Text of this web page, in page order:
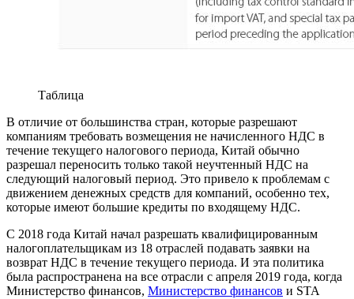
Таблица
В отличие от большинства стран, которые разрешают
компаниям требовать возмещения не начисленного НДС в
течение текущего налогового периода, Китай обычно
разрешал переносить только такой неучтенный НДС на
следующий налоговый период. Это привело к проблемам с
движением денежных средств для компаний, особенно тех,
которые имеют большие кредиты по входящему НДС.
С 2018 года Китай начал разрешать квалифицированным
налогоплательщикам из 18 отраслей подавать заявки на
возврат НДС в течение текущего периода. И эта политика
была распространена на все отрасли с апреля 2019 года, когда
Министерство финансов, Министерство финансов и STA